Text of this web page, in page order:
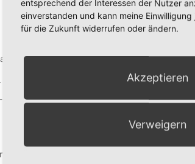
Person, die allein oder gemeinsam
Adressen o. Ä.) entscheidet.
keine speziellere Speicherdauer genannt
entsprechend der Interessen der Nutzer
einverstanden und kann meine
für die Zukunft widerrufen oder ändern.
Akzeptieren
Verweigern